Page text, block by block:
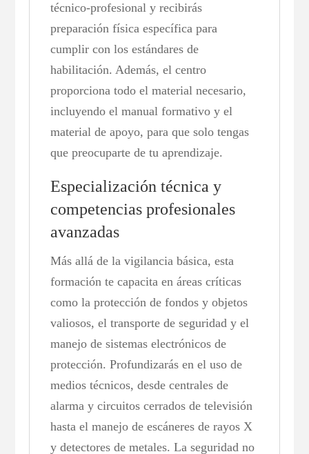
técnico-profesional y recibirás
preparación física específica para
cumplir con los estándares de
habilitación. Además, el centro
proporciona todo el material necesario,
incluyendo el manual formativo y el
material de apoyo, para que solo tengas
que preocuparte de tu aprendizaje.
Especialización técnica y
competencias profesionales
avanzadas
Más allá de la vigilancia básica, esta
formación te capacita en áreas críticas
como la protección de fondos y objetos
valiosos, el transporte de seguridad y el
manejo de sistemas electrónicos de
protección. Profundizarás en el uso de
medios técnicos, desde centrales de
alarma y circuitos cerrados de televisión
hasta el manejo de escáneres de rayos X
y detectores de metales. La seguridad no